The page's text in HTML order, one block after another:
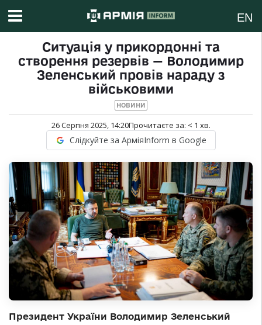
EN
Ситуація у прикордонні та
створення резервів — Володимир
Зеленський провів нараду з
військовими
НОВИНИ
26 Серпня 2025, 14:20Прочитаєте за: < 1 хв.
Слідкуйте за АрміяInform в Google
Президент України Володимир Зеленський